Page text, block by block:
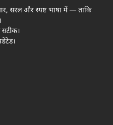
सरल और स्पष्ट भाषा में — ताकि